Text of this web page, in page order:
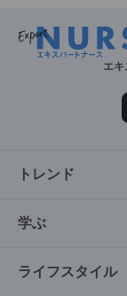
エ
トレンド
学ぶ
ライフスタイル